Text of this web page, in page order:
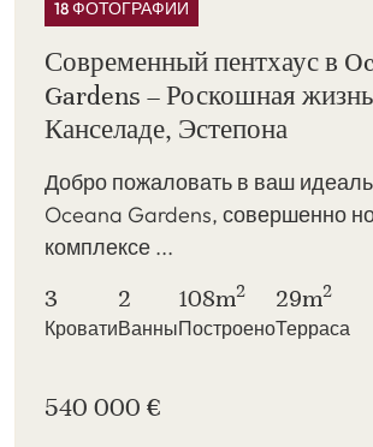
18 ФОТОГРАФИИ
Современный пентхаус в
Gardens – Роскошная
Канселаде, Эстепона
Добро пожаловать в ваш
Oceana Gardens, совершенно
комплексе ...
3
Кровати
2
Ванны
108m2
Построено
29m2
Терраса
540 000 €